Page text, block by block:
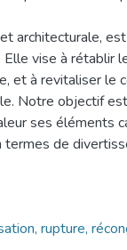
architecturale,
vise à rétablir
et à revitaliser le
Notre objectif
ses éléments
termes de
rupture,